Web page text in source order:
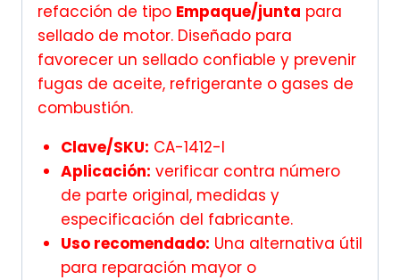
refacción de tipo Empaque/junta para
sellado de motor. Diseñado para
favorecer un sellado confiable y prevenir
fugas de aceite, refrigerante o gases de
combustión.
Clave/SKU: CA-1412-I
Aplicación: verificar contra número
de parte original, medidas y
especificación del fabricante.
Uso recomendado: Una alternativa útil
para reparación mayor o